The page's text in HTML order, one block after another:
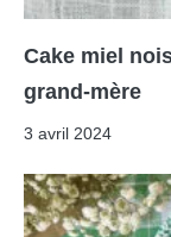
Cake miel
grand-mère
3 avril 2024